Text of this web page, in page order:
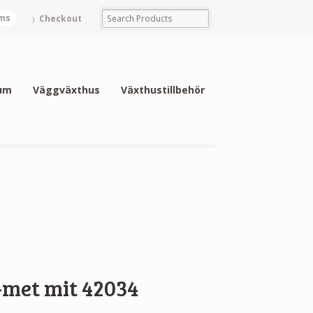
Checkout
Väggväxthus Växthustillbehör
mit 42034